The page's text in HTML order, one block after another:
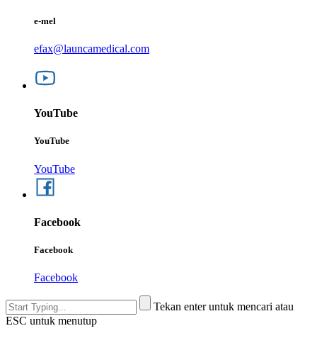
e-mel
efax@launcamedical.com
YouTube
YouTube
YouTube
Facebook
Facebook
Facebook
Tekan enter untuk mencari atau
ESC untuk menutup